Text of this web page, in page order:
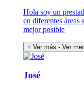
Hola soy un
en diferentes áreas
mejor posible
+ Ver más - Ver
José